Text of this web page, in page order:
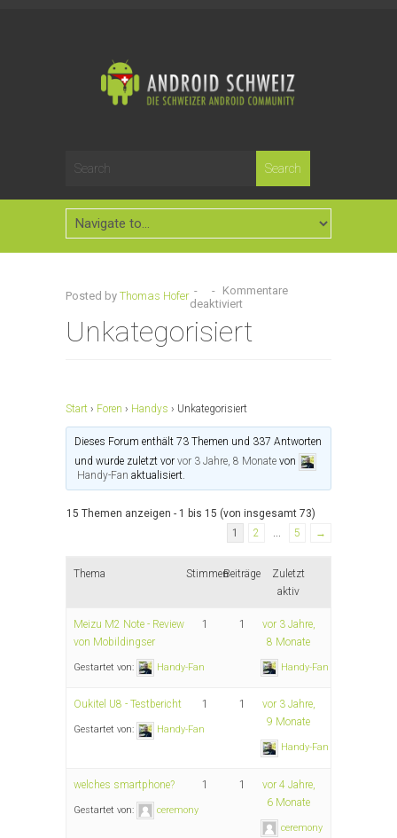
Posted by Thomas Hofer - - Kommentare
deaktiviert
Unkategorisiert
Start › Foren › Handys › Unkategorisiert
Dieses Forum enthält 73 Themen und 337 Antworten
und wurde zuletzt vorvor 3 Jahre, 8 Monate von
Handy-Fan aktualisiert.
15 Themen anzeigen - 1 bis 15 (von insgesamt 73)
1
2 5 →
Thema StimmenBeiträge
Zuletzt
aktiv
Meizu M2 Note - Review
von Mobildingser
Gestartet von: Handy-Fan
1 1
vor 3 Jahre,
8 Monate
Handy-Fan
Oukitel U8 - Testbericht
Gestartet von: Handy-Fan
1 1
vor 3 Jahre,
9 Monate
Handy-Fan
welches smartphone?
Gestartet von: ceremony
1 1
vor 4 Jahre,
6 Monate
ceremony